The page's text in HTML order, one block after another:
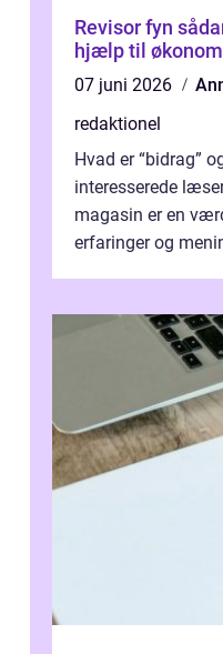
Revisor fyn sådan finder du den rigtige
hjælp til
07 juni 2026
redaktionel
Hvad er “bidrag”
interesserede
magasin er en
erfaringer og